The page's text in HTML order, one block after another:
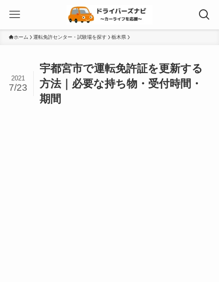
ホーム 運転免許センター・試験場を探す 栃木県
宇都宮市で運転免許証を更新する
方法｜必要な持ち物・受付時間・
期間
2021
7/23